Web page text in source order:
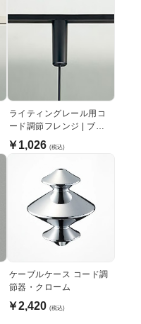
ライティングレール用コ
ード調節フレンジ | ブラ
ック
￥1,026 (税込)
ケーブルケース コード調
節器・クローム
￥2,420 (税込)